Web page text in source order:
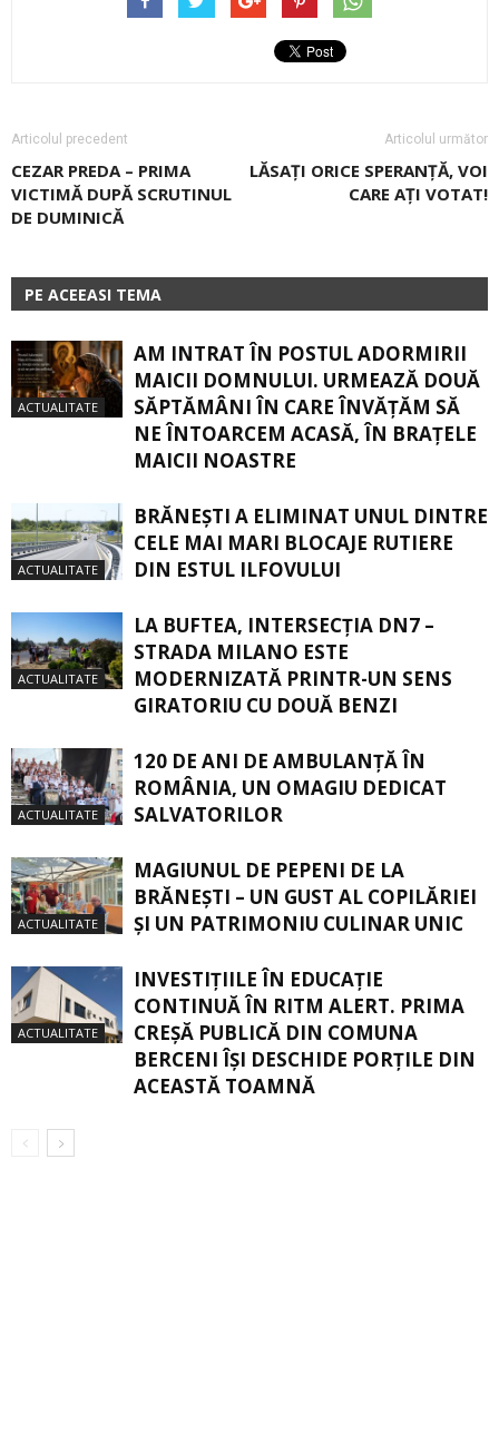
Articolul precedent
CEZAR PREDA – PRIMA
VICTIMĂ DUPĂ SCRUTINUL
DE DUMINICĂ
Articolul următor
LĂSAȚI ORICE SPERANȚĂ, VOI
CARE AȚI VOTAT!
PE ACEEASI TEMA
ACTUALITATE
AM INTRAT ÎN POSTUL ADORMIRII
MAICII DOMNULUI. URMEAZĂ DOUĂ
SĂPTĂMÂNI ÎN CARE ÎNVĂŢĂM SĂ
NE ÎNTOARCEM ACASĂ, ÎN BRAŢELE
MAICII NOASTRE
ACTUALITATE
BRĂNEȘTI A ELIMINAT UNUL DINTRE
CELE MAI MARI BLOCAJE RUTIERE
DIN ESTUL ILFOVULUI
ACTUALITATE
LA BUFTEA, INTERSECŢIA DN7 –
STRADA MILANO ESTE
MODERNIZATĂ PRINTR-UN SENS
GIRATORIU CU DOUĂ BENZI
ACTUALITATE
120 DE ANI DE AMBULANȚĂ ÎN
ROMÂNIA, UN OMAGIU DEDICAT
SALVATORILOR
ACTUALITATE
MAGIUNUL DE PEPENI DE LA
BRĂNEŞTI – UN GUST AL COPILĂRIEI
ŞI UN PATRIMONIU CULINAR UNIC
ACTUALITATE
INVESTIȚIILE ÎN EDUCAȚIE
CONTINUĂ ÎN RITM ALERT. PRIMA
CREŞĂ PUBLICĂ DIN COMUNA
BERCENI ÎŞI DESCHIDE PORŢILE DIN
ACEASTĂ TOAMNĂ